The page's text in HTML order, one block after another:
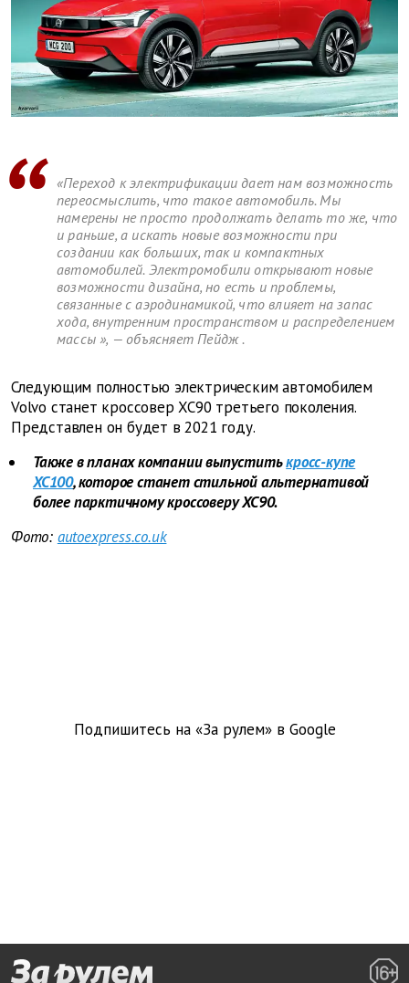
«Переход к электрификации дает нам возможность
переосмыслить, что такое автомобиль. Мы
намерены не просто продолжать делать то же, что
и раньше, а искать новые возможности при
создании как больших, так и компактных
автомобилей. Электромобили открывают новые
возможности дизайна, но есть и проблемы,
связанные с аэродинамикой, что влияет на запас
хода, внутренним пространством и распределением
массы », — объясняет Пейдж .
Следующим полностью электрическим автомобилем
Volvo станет кроссовер XC90 третьего поколения.
Представлен он будет в 2021 году.
Также в планах компании выпуститькросс-купе
XC100, которое станет стильной альтернативой
более парктичному кроссоверу XC90.
Фото: autoexpress.co.uk
Подпишитесь на «За рулем» в Google